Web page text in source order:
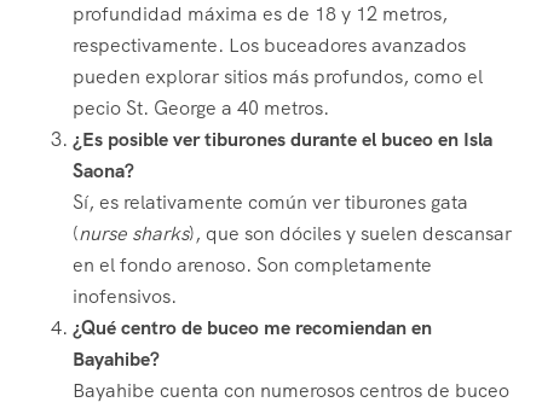
profundidad máxima es de 18 y 12 metros,
respectivamente. Los buceadores avanzados
pueden explorar sitios más profundos, como el
pecio St. George a 40 metros.
¿Es posible ver tiburones durante el buceo en Isla
Saona?
Sí, es relativamente común ver tiburones gata
(nurse sharks), que son dóciles y suelen descansar
en el fondo arenoso. Son completamente
inofensivos.
¿Qué centro de buceo me recomiendan en
Bayahibe?
Bayahibe cuenta con numerosos centros de buceo